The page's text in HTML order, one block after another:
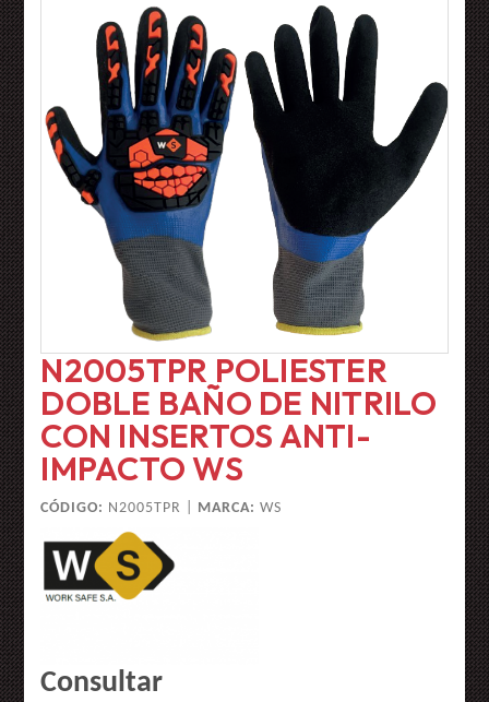
N2005TPR POLIESTER
DOBLE BAÑO DE NITRILO
CON INSERTOS ANTI-
IMPACTO WS
CÓDIGO: N2005TPR | MARCA: WS
Consultar